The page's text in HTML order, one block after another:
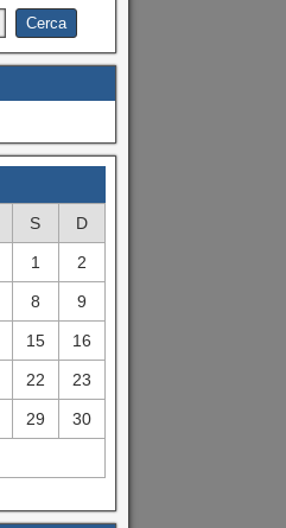
S D
1 2
8 9
15 16
22 23
29 30